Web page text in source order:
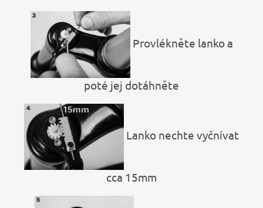
Provlékněte lanko a
poté jej dotáhněte
Lanko nechte vyčnívat
cca 15mm